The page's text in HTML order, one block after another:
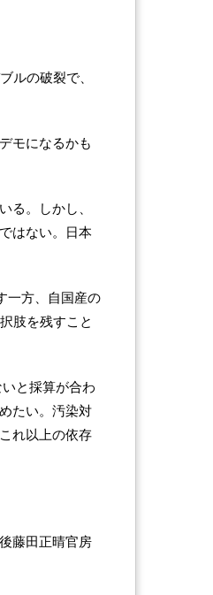
ルの破裂で、
モになるかも
る。しかし、
はない。日本
一方、自国産の
肢を残すこと
と採算が合わ
たい。汚染対
れ以上の依存
藤田正晴官房